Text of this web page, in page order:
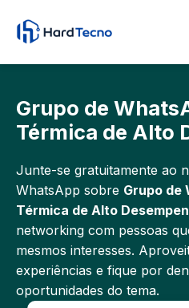
para
Conteúdo
Grupo de
Térmica de Alto
Junte-se gratuitamente ao
WhatsApp sobre Grupo de
Térmica de Alto
networking com pessoas
mesmos interesses.
experiências e fique por
oportunidades do tema.